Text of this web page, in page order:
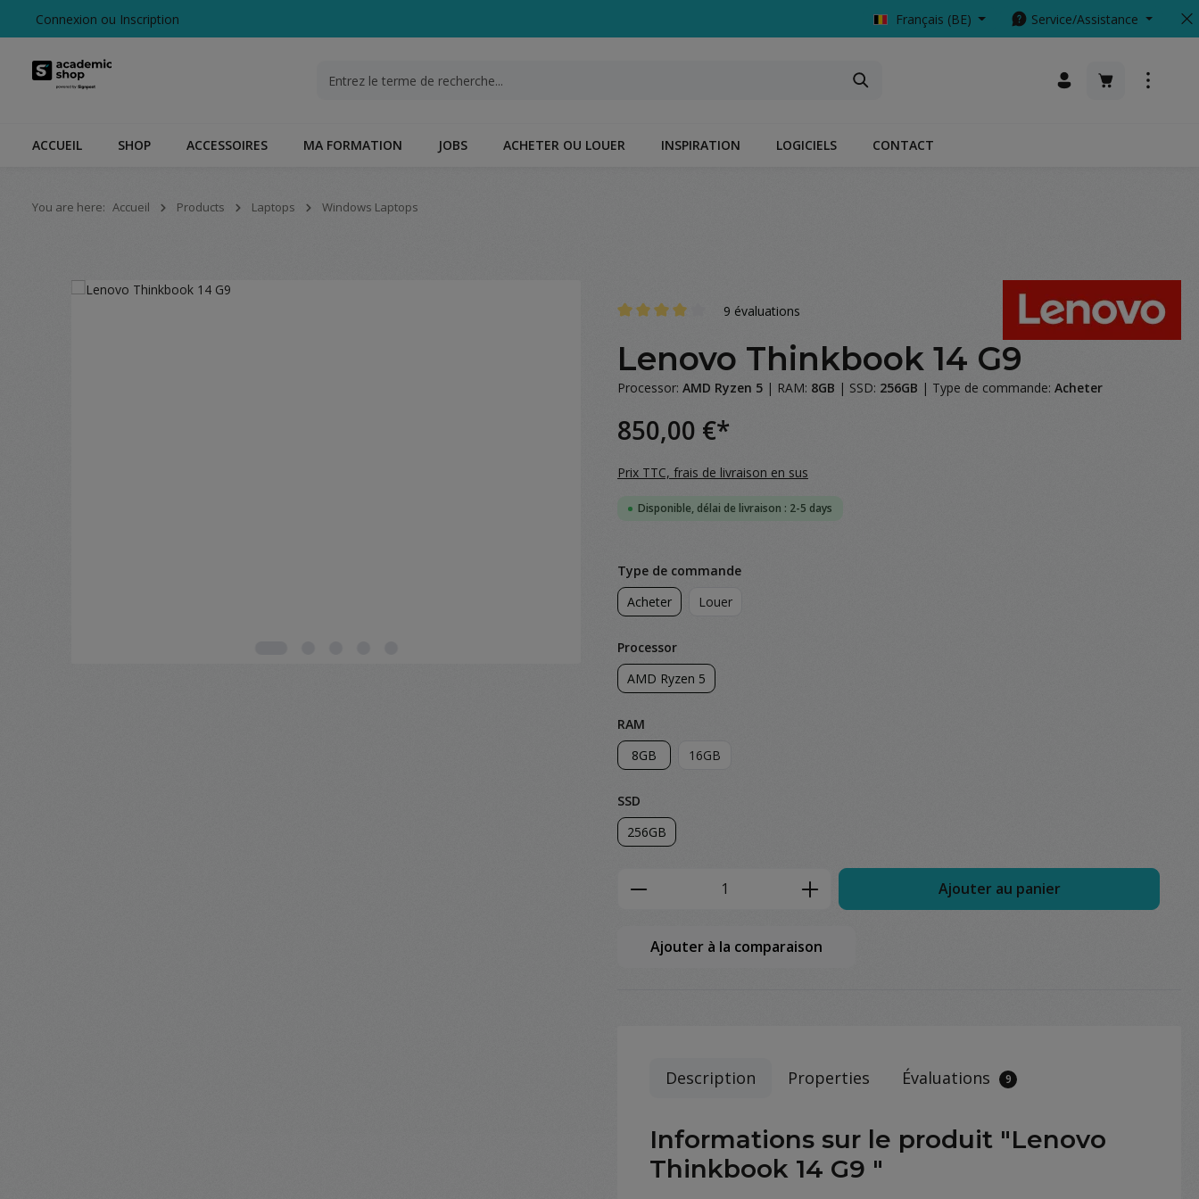
Passer à la navigation principale
Connexion ou Inscription Français (BE) Service/Assistance
Le panier
ACCUEIL SHOP ACCESSOIRES MA FORMATION JOBS ACHETER OU LOUER INSPIRATION LOGICIELS CONTACT
You are here: Accueil Products Laptops Windows Laptops
Ignorer la galerie d'images
9 évaluations
Lenovo Thinkbook 14 G9
Processor: AMD Ryzen 5 | RAM: 8GB | SSD: 256GB | Type de commande: Acheter
850,00 €*
Prix TTC, frais de livraison en sus
Disponible, délai de livraison : 2-5 days
Sélectionnez
Type de commande
Acheter
Louer
Sélectionnez
Processor
AMD Ryzen 5
Sélectionnez
RAM
8GB
16GB
Sélectionnez
SSD
256GB
Product Quantity: Enter the desired amount or use the
Ajouter au panier
Ajouter à la comparaison
Description Properties Évaluations 9
Informations sur le produit "Lenovo
Thinkbook 14 G9 "